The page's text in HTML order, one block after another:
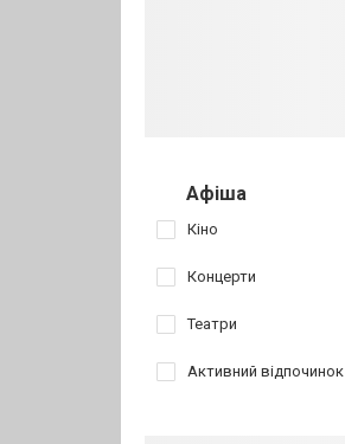
Афіша
Кіно
Концерти
Театри
Активний відпочинок